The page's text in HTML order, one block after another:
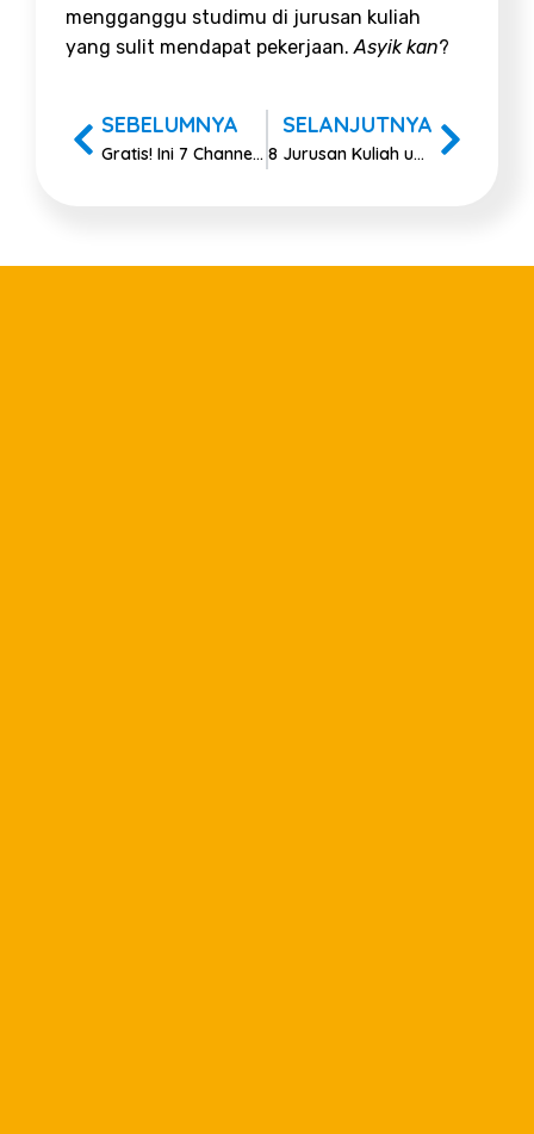
mengganggu studimu di jurusan kuliah
yang sulit mendapat pekerjaan.Asyik kan?
SEBELUMNYA
Gratis! Ini 7 Channel Youtube Belajar Bahasa Inggris Terbaik
SELANJUTNYA
8 Jurusan Kuliah untuk Orang Tidak Terlalu Pintar Matematika